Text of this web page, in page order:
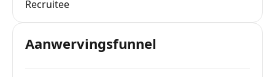
Recruitee
Aanwervingsfunnel